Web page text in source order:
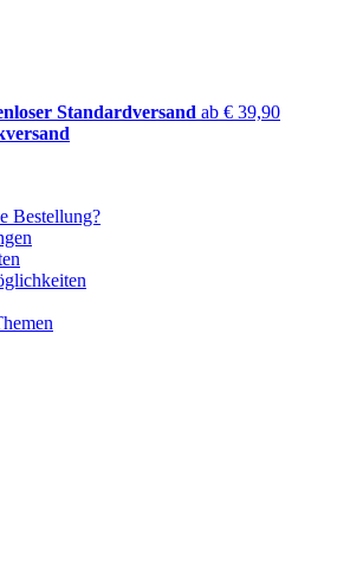
Standardversand ab € 39,90
Bestellung?